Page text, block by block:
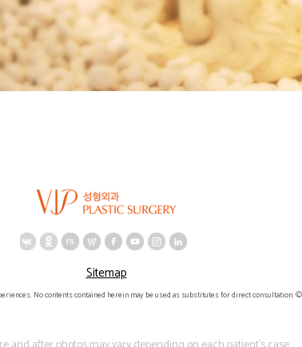
Sitemap
No contents contained herein may be used as substitutes for direct consultation.